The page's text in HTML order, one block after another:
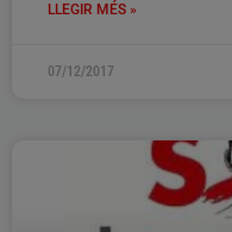
LLEGIR MÉS »
07/12/2017